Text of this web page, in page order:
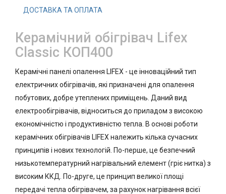
ДОСТАВКА ТА ОПЛАТА
Керамічний обігрівач Lifex
Classic КОП400
Керамічні панелі опалення LIFEX - це інноваційний тип
електричних обігрівачів, які призначені для опалення
побутових, добре утеплених приміщень. Даний вид
електрообігрівачів, відноситься до приладом з високою
економічністю і продуктивністю тепла. В основі роботи
керамічних обігрівачів LIFEX належить кілька сучасних
принципів і нових технологій. По-перше, це безпечний
низькотемпературний нагрівальний елемент (гріє нитка) з
високим ККД. По-друге, це принцип великої площі
передачі тепла обігрівачем, за рахунок нагрівання всієї